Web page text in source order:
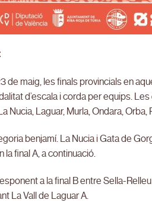
de maig, les finals provincials en
d’escala i corda per equips.
Nucia, Laguar, Murla, Ondara,
benjamí. La Nucia i Gata de
final A, a continuació.
a la final B entre Sella-
La Vall de Laguar A.